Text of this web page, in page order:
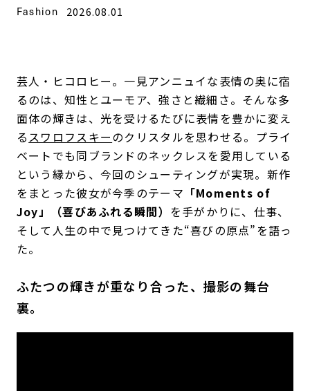
Fashion 2026.08.01
芸人・ヒコロヒー。一見アンニュイな表情の奥に宿
るのは、知性とユーモア、強さと繊細さ。そんな多
面体の輝きは、光を受けるたびに表情を豊かに変え
る スワロフスキーのクリスタルを思わせる。プライ
ベートでも同ブランドのネックレスを愛用している
という縁から、今回のシューティングが実現。新作
をまとった彼女が今季のテーマ 「Moments of
Joy」（喜びあふれる瞬間） を手がかりに、仕事、
そして人生の中で見つけてきた“喜びの原点”を語っ
た。
ふたつの輝きが重なり合った、撮影の舞台
裏。